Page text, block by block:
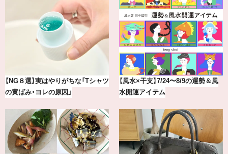
最新版！東京都内のおしゃれな朝活
カフェ＆モーニング9選
冷凍宅配食【nosh-ナッシュ】で叶
える、がんばる私の「がん…